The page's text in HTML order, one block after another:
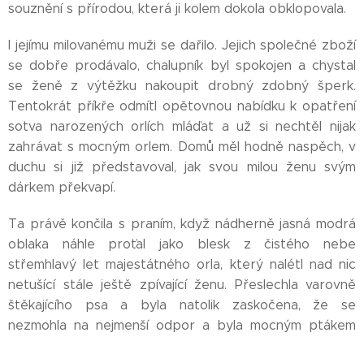
souznění s přírodou, která ji kolem dokola obklopovala.
I jejímu milovanému muži se dařilo. Jejich společné zboží
se dobře prodávalo, chalupník byl spokojen a chystal
se ženě z výtěžku nakoupit drobný zdobný šperk.
Tentokrát příkře odmítl opětovnou nabídku k opatření
sotva narozených orlích mláďat a už si nechtěl nijak
zahrávat s mocným orlem. Domů měl hodně naspěch, v
duchu si již představoval, jak svou milou ženu svým
dárkem překvapí.
Ta právě končila s praním, když nádherně jasná modrá
oblaka náhle proťal jako blesk z čistého nebe
střemhlavý let majestátného orla, který nalétl nad nic
netušící stále ještě zpívající ženu. Přeslechla varovně
štěkajícího psa a byla natolik zaskočena, že se
nezmohla na nejmenší odpor a byla mocným ptákem